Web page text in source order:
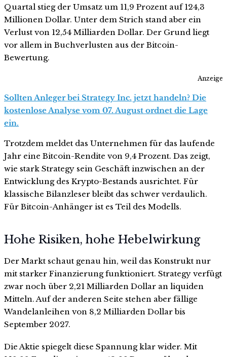
Quartal stieg der Umsatz um 11,9 Prozent auf 124,3
Millionen Dollar. Unter dem Strich stand aber ein
Verlust von 12,54 Milliarden Dollar. Der Grund liegt
vor allem in Buchverlusten aus der Bitcoin-
Bewertung.
Anzeige
Sollten Anleger bei Strategy Inc. jetzt handeln? Die
kostenlose Analyse vom 07. August ordnet die Lage
ein.
Trotzdem meldet das Unternehmen für das laufende
Jahr eine Bitcoin-Rendite von 9,4 Prozent. Das zeigt,
wie stark Strategy sein Geschäft inzwischen an der
Entwicklung des Krypto-Bestands ausrichtet. Für
klassische Bilanzleser bleibt das schwer verdaulich.
Für Bitcoin-Anhänger ist es Teil des Modells.
Hohe Risiken, hohe Hebelwirkung
Der Markt schaut genau hin, weil das Konstrukt nur
mit starker Finanzierung funktioniert. Strategy verfügt
zwar noch über 2,21 Milliarden Dollar an liquiden
Mitteln. Auf der anderen Seite stehen aber fällige
Wandelanleihen von 8,2 Milliarden Dollar bis
September 2027.
Die Aktie spiegelt diese Spannung klar wider. Mit